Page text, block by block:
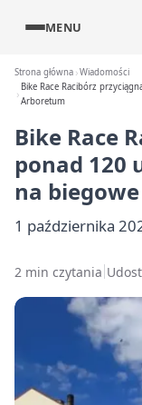
MENU
Strona główna Wiadomości
Bike Race Racibórz
Arboretum
Bike Race
ponad 120
na
1 października
2 min czytania